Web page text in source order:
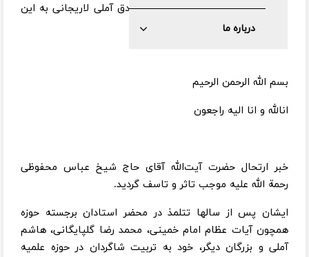
درباره ما
، متن پیام تسلیت آیت الله صادق آملی لاریجانی به این
شرح است:
بسم الله الرحمن الرحیم
انالله و انا الیه راجعون
خبر ارتحال حضرت آیت‌الله آقای حاج شیخ عباس محفوظی
رحمة الله عليه موجب تاثر و تاسف گردید.
ایشان پس از سالها تتلمذ در محضر استادان برجسته حوزه
همچون آیات عظام امام خمینی، محمد رضا گلپایگانی، هاشم
آملی و بزرگان دیگر، خود به تربیت شاگردان در حوزه علمیه